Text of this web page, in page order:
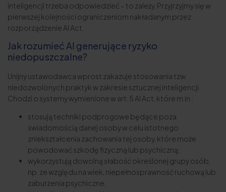
inteligencji trzeba odpowiedzieć – to zależy. Przyjrzyjmy się w
pierwszej kolejności ograniczeniom nakładanym przez
rozporządzenie AI Act.
Jak rozumieć AI generujące ryzyko
niedopuszczalne?
Unijny ustawodawca wprost zakazuje stosowania tzw.
niedozwolonych praktyk w zakresie sztucznej inteligencji.
Chodzi o systemy wymienione w art. 5 AI Act, które m.in.:
stosują techniki podprogowe będące poza
świadomością danej osoby w celu istotnego
zniekształcenia zachowania tej osoby, które może
powodować szkodę fizyczną lub psychiczną;
wykorzystują dowolną słabość określonej grupy osób,
np. ze względu na wiek, niepełnosprawność ruchową lub
zaburzenia psychiczne;